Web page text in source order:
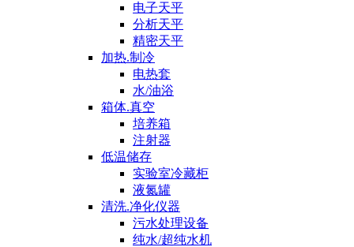
电子天平
分析天平
精密天平
加热.制冷
电热套
水/油浴
箱体.真空
培养箱
注射器
低温储存
实验室冷藏柜
液氮罐
清洗.净化仪器
污水处理设备
纯水/超纯水机